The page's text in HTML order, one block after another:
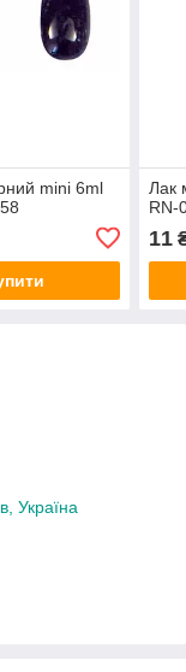
mini 6ml
Лак
11
Україна